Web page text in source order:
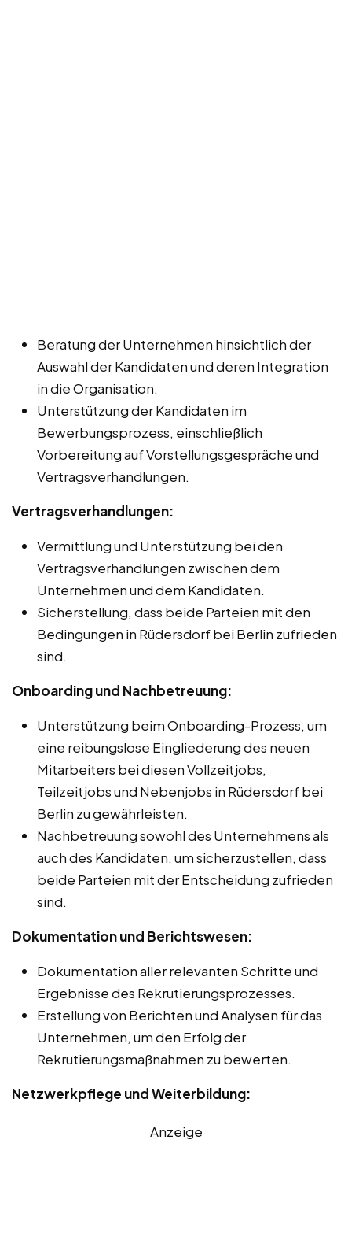
Beratung der Unternehmen hinsichtlich der
Auswahl der Kandidaten und deren Integration
in die Organisation.
Unterstützung der Kandidaten im
Bewerbungsprozess, einschließlich
Vorbereitung auf Vorstellungsgespräche und
Vertragsverhandlungen.
Vertragsverhandlungen:
Vermittlung und Unterstützung bei den
Vertragsverhandlungen zwischen dem
Unternehmen und dem Kandidaten.
Sicherstellung, dass beide Parteien mit den
Bedingungen in Rüdersdorf bei Berlin zufrieden
sind.
Onboarding und Nachbetreuung:
Unterstützung beim Onboarding-Prozess, um
eine reibungslose Eingliederung des neuen
Mitarbeiters bei diesen Vollzeitjobs,
Teilzeitjobs und Nebenjobs in Rüdersdorf bei
Berlin zu gewährleisten.
Nachbetreuung sowohl des Unternehmens als
auch des Kandidaten, um sicherzustellen, dass
beide Parteien mit der Entscheidung zufrieden
sind.
Dokumentation und Berichtswesen:
Dokumentation aller relevanten Schritte und
Ergebnisse des Rekrutierungsprozesses.
Erstellung von Berichten und Analysen für das
Unternehmen, um den Erfolg der
Rekrutierungsmaßnahmen zu bewerten.
Netzwerkpflege und Weiterbildung:
Anzeige